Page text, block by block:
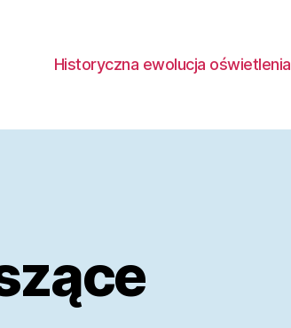
Historyczna ewolucja oświetlenia